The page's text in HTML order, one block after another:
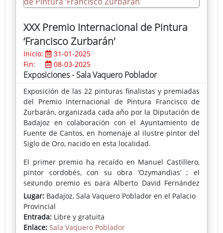
Mossens (Bruselas), Associated American Artists
(Nueva York), Art Miami SEFA (Miami), Batista
FA(Washington DC) , Knew Gallery (Washington DC),
Centro Nia´s (Washington DC), The Center Art
Fordham Gallery - Lincoln Center (Nueva York),
Katzen Arts Center (Washington DC), Hunter College
Gallery (Nueva York) Artur Ramon Contemporani
Holland Tunnel Gallery (Nueva York), Palau Robert
(Barcelona), James West Fine Art (Londres), L´avant
Musee (Paris) Galeria Fernando Magdalena (Vigo)
,Galeria Antonio de Barnola (Barcelona), Casa
Golferichs (Barcelona), entre otras.
XXX Premio Internacional de Pintura
‘Francisco Zurbarán'
Inicio:
31-01-2025
Fin:
08-03-2025
Exposiciones - Sala Vaquero Poblador
Exposición de las 22 pinturas finalistas y premiadas
del Premio Internacional de Pintura Francisco de
Zurbarán, organizada cada año por la Diputación de
Badajoz en colaboración con el Ayuntamiento de
Fuente de Cantos, en homenaje al ilustre pintor del
Siglo de Oro, nacido en esta localidad.
El primer premio ha recaído en Manuel Castillero,
pintor cordobés, con su obra ‘Ozymandias’ ; el
segundo premio es para Alberto David Fernández
por su ‘Paisaje humano (mujer hurdana)’; el tercero,
Domingo Martínez con ‘Doppelgänger: Cronofobia’; y
José Arnau Belén se ha alzado con el cuarto premio
al presentar ‘Composición’.
Lugar: Badajoz, Sala Vaquero Poblador en el Palacio
Provincial
Entrada: Libre y gratuita
Enlace: Sala Vaquero Poblador